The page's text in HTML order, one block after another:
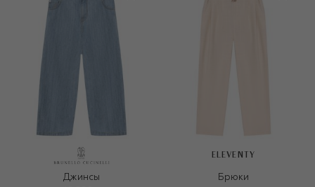
Джинсы
ELEVENTY
Брюки